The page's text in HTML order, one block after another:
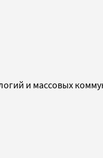
и массовых